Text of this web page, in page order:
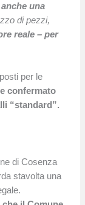
una
di pezzi,
reale – per
per le
confermato
“standard”.
di Cosenza
stavolta una